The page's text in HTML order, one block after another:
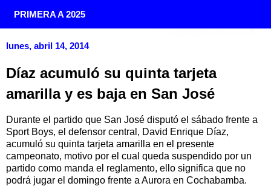
PRIMERA A 2025
lunes, abril 14, 2014
Díaz acumuló su quinta tarjeta
amarilla y es baja en San José
Durante el partido que San José disputó el sábado frente a
Sport Boys, el defensor central, David Enrique Díaz,
acumuló su quinta tarjeta amarilla en el presente
campeonato, motivo por el cual queda suspendido por un
partido como manda el reglamento, ello significa que no
podrá jugar el domingo frente a Aurora en Cochabamba.